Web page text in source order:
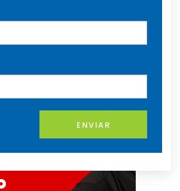
ENVIAR